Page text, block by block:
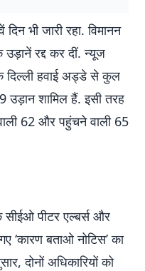
भी जारी रहा. विमानन
रद्द कर दीं. न्यूज
दिल्ली हवाई अड्डे से कुल
उड़ान शामिल हैं. इसी तरह
62 और पहुंचने वाली 65
सीईओ पीटर एल्बर्स और
‘कारण बताओ नोटिस’ का
दोनों अधिकारियों को